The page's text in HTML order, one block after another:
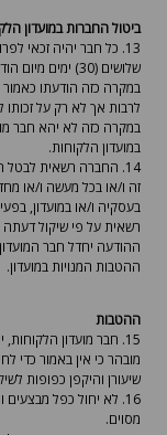
ביטול החברות במועדון
13. כל חבר יהיה זכאי
שלושים (30)
במקרה כזה הודעתו כאמור
לרבות אך לא רק על
במקרה כזה לא יהא חבר
במועדון הלקוחות.
14. החברה רשאית לבטל
זה ו/או בכל מעשה ו/או
בעסקיה ו/או במועדון,
רשאית על פי שיקול
ההודעה יחדל חבר
ההטבות המנויות במועדון.
ההטבות
15. חבר מועדון
מובהר כי אין באמור כדי
שיעורן והיקפן כפופות
16. לא יחול כפל
מסוים.